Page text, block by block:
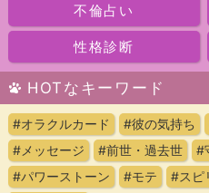
不倫占い
性格診断
HOTなキーワード
#オラクルカード #彼の気持ち
#メッセージ
#前世・過去世 #
#パワーストーン
#モテ #スピ